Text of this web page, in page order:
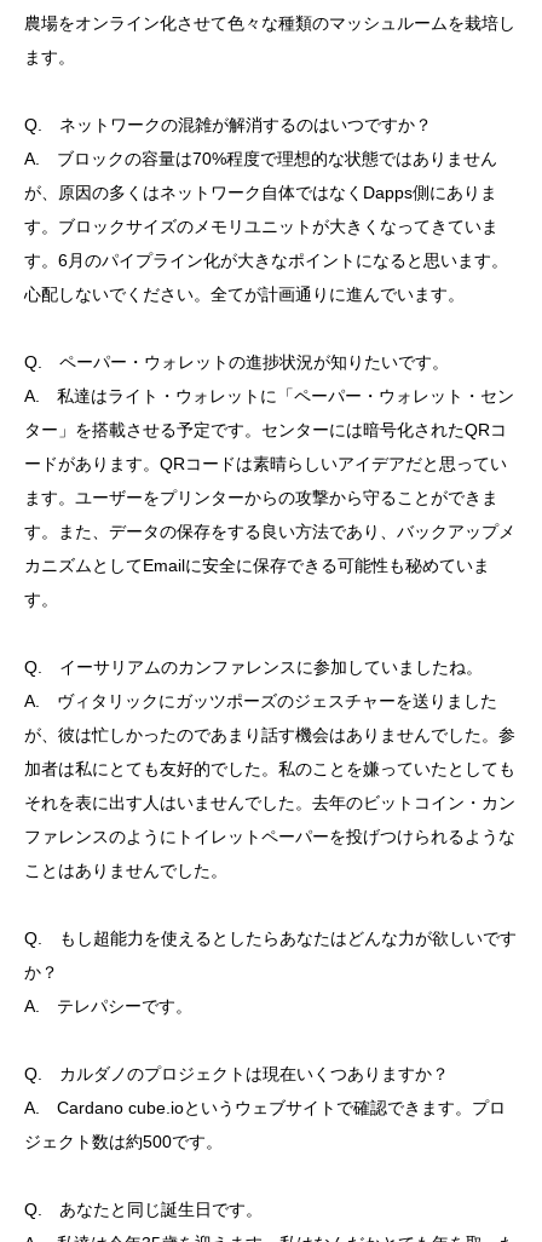
農場をオンライン化させて色々な種類のマッシュルームを栽培し
ます。
Q. ネットワークの混雑が解消するのはいつですか？
A. ブロックの容量は70%程度で理想的な状態ではありません
が、原因の多くはネットワーク自体ではなくDapps側にありま
す。ブロックサイズのメモリユニットが大きくなってきていま
す。6月のパイプライン化が大きなポイントになると思います。
心配しないでください。全てが計画通りに進んでいます。
Q. ペーパー・ウォレットの進捗状況が知りたいです。
A. 私達はライト・ウォレットに「ペーパー・ウォレット・セン
ター」を搭載させる予定です。センターには暗号化されたQRコ
ードがあります。QRコードは素晴らしいアイデアだと思ってい
ます。ユーザーをプリンターからの攻撃から守ることができま
す。また、データの保存をする良い方法であり、バックアップメ
カニズムとしてEmailに安全に保存できる可能性も秘めていま
す。
Q. イーサリアムのカンファレンスに参加していましたね。
A. ヴィタリックにガッツポーズのジェスチャーを送りました
が、彼は忙しかったのであまり話す機会はありませんでした。参
加者は私にとても友好的でした。私のことを嫌っていたとしても
それを表に出す人はいませんでした。去年のビットコイン・カン
ファレンスのようにトイレットペーパーを投げつけられるような
ことはありませんでした。
Q. もし超能力を使えるとしたらあなたはどんな力が欲しいです
か？
A. テレパシーです。
Q. カルダノのプロジェクトは現在いくつありますか？
A. Cardano cube.ioというウェブサイトで確認できます。プロ
ジェクト数は約500です。
Q. あなたと同じ誕生日です。